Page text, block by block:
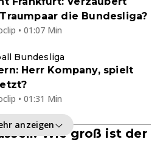
die Bundesliga?
• 01:07 Min
Bundesliga
Herr Kompany, spielt
• 01:31 Min
anzeigen
Wie groß ist der